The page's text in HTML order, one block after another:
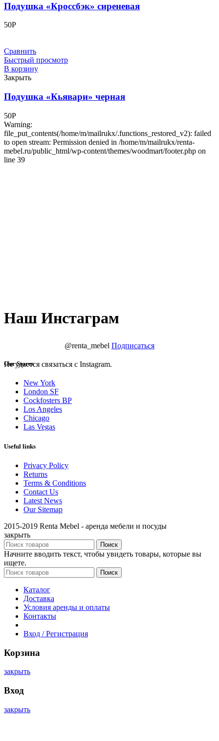
Подушка «Кроссбэк» сиреневая
50Р
Сравнить
Быстрый просмотр
В корзину
Закрыть
Подушка «Кьявари» черная
50Р
Warning:
file_put_contents(/home/m/mailrukx/.functions_restored_v2): failed
to open stream: Permission denied in /home/m/mailrukx/renta-
mebel.ru/public_html/wp-content/themes/woodmart/footer.php on
line 39
Наш Инстаграм
@renta_mebel Подписаться
Не удается связаться с Instagram.
Our Stores
New York
London SF
Cockfosters BP
Los Angeles
Chicago
Las Vegas
Useful links
Privacy Policy
Returns
Terms & Conditions
Contact Us
Latest News
Our Sitemap
2015-2019 Renta Mebel - аренда мебели и посуды
закрыть
Поиск
Начните вводить текст, чтобы увидеть товары, которые вы
ищете.
Поиск
Каталог
Доставка
Условия аренды и оплаты
Контакты
Вход / Регистрация
Корзина
закрыть
Вход
закрыть